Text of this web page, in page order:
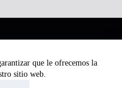
que le ofrecemos la
sitio web.
Medio